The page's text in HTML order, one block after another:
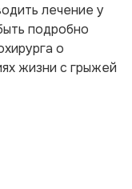
лечение у
подробно
о
жизни с грыжей